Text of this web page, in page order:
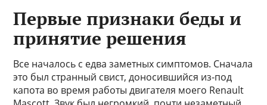
Первые признаки беды и
принятие решения
Все началось с едва заметных симптомов. Сначала
это был странный свист, доносившийся из-под
капота во время работы двигателя моего Renault